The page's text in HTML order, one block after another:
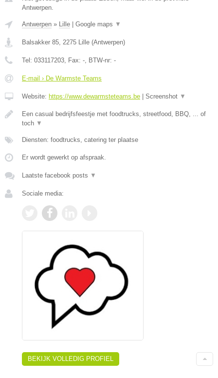
Antwerpen.
Antwerpen » Lille Google maps ▼
Balsakker 85, 2275 Lille (Antwerpen)
Tel: 033117203, Fax: -, BTW-nr: -
E-mail › De Warmste Teams
Website: https://www.dewarmsteteams.be Screenshot ▼
Een casual bedrijfsfeestje met foodtrucks, streetfood, BBQ, ... of
toch ▼
Diensten: foodtrucks, catering ter plaatse
Er wordt gewerkt op afspraak.
Laatste facebook posts ▼
Sociale media:
BEKIJK VOLLEDIG PROFIEL